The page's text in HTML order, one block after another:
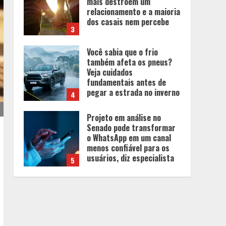
4
Veja cuidados
fundamentais antes de
pegar a estrada no inverno
5
Projeto em análise no
Senado pode transformar
o WhatsApp em um canal
menos confiável para os
usuários, diz especialista
1
Entrada na escolinha não
significa o fim da
amamentação: 6 dicas
para manter o aleitamento
nessa fase